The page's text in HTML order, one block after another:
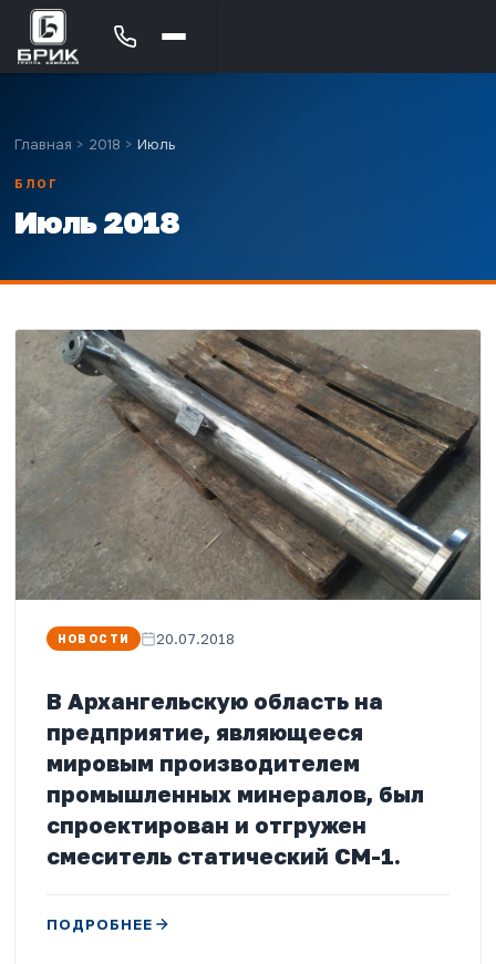
Главная > 2018 >Июль
БЛОГ
Июль 2018
НОВОСТИ 20.07.2018
В Архангельскую область на
предприятие, являющееся
мировым производителем
промышленных минералов, был
спроектирован и отгружен
смеситель статический СМ-1.
ПОДРОБНЕЕ